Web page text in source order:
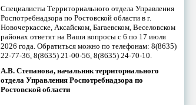
Специалисты Территориального отдела Управления
Роспотребнадзора по Ростовской области в г.
Новочеркасске, Аксайском, Багаевском, Веселовском
районах ответят на Ваши вопросы с 6 по 17 июля
2026 года. Обратиться можно по телефонам: 8(8635)
22-77-36, 8(8635) 21-00-56, 8(8635) 24-70-10.
А.В. Степанова, начальник территориального
отдела Управления Роспотребнадзора по
Ростовской области